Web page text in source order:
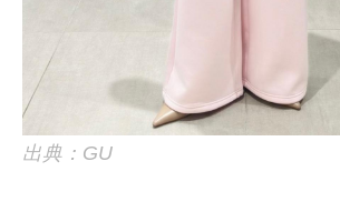
出典：GU